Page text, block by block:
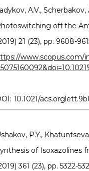
A.V., Scherbakov,
off the
21 (23), pp. 9608-
www.scopus.com/
10.1021/
P.Y.,
of Isoxazolines
361 (23), pp. 5322-